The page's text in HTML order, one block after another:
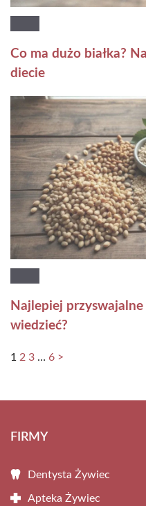
Co ma dużo białka?
diecie
Najlepiej
wiedzieć?
1 2 3 … 6 >
FIRMY
Dentysta Żywiec
Apteka Żywiec